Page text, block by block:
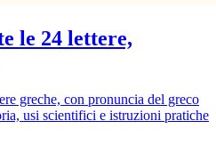
le 24 lettere,
greche, con pronuncia del greco
usi scientifici e istruzioni pratiche